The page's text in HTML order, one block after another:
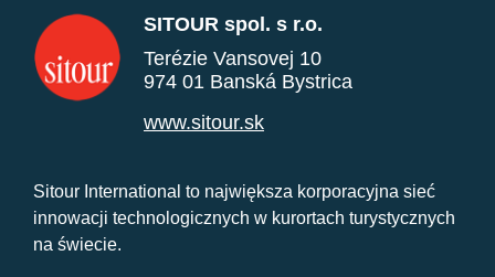
SITOUR spol. s r.o.
Terézie Vansovej 10
974 01 Banská Bystrica
www.sitour.sk
Sitour International to największa korporacyjna sieć
innowacji technologicznych w kurortach turystycznych
na świecie.